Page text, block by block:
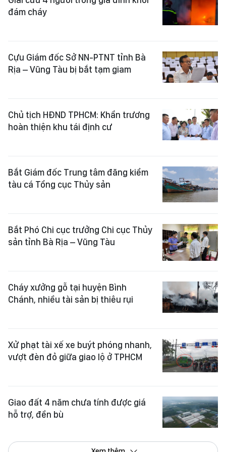
đám cháy
Cựu Giám đốc Sở NN-PTNT tỉnh Bà
Rịa – Vũng Tàu bị bắt tạm giam
Chủ tịch HĐND TPHCM: Khẩn trương
hoàn thiện khu tái định cư
Bắt Giám đốc Trung tâm đăng kiểm
tàu cá Tổng cục Thủy sản
Bắt Phó Chi cục trưởng Chi cục Thủy
sản tỉnh Bà Rịa – Vũng Tàu
Cháy xưởng gỗ tại huyện Bình
Chánh, nhiều tài sản bị thiêu rụi
Xử phạt tài xế xe buýt phóng nhanh,
vượt đèn đỏ giữa giao lộ ở TPHCM
Giao đất 4 năm chưa tính được giá
hỗ trợ, đền bù